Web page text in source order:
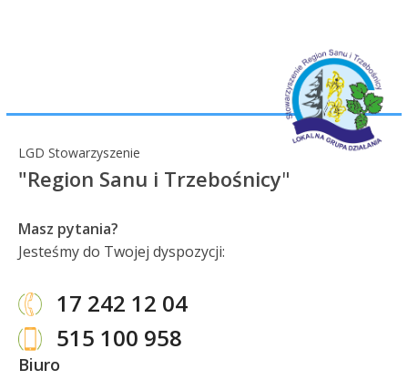
LGD Stowarzyszenie
"Region Sanu i Trzebośnicy"
Masz pytania?
Jesteśmy do Twojej dyspozycji:
17 242 12 04
515 100 958
Biuro